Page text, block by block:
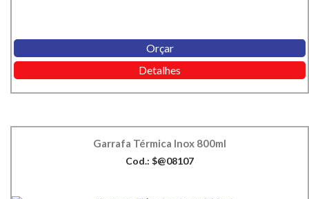
Orçar
Detalhes
Garrafa Térmica Inox 800ml
Cod.: $@08107